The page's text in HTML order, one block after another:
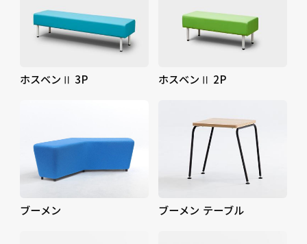
ホスベンⅡ 3P ホスベンⅡ 2P
ブーメン ブーメン テーブル